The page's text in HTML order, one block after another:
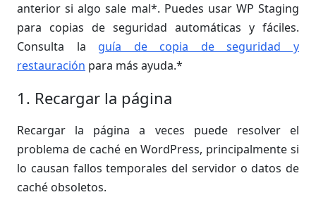
anterior si algo sale mal*. Puedes usar WP Staging
para copias de seguridad automáticas y fáciles.
Consulta la guía de copia de seguridad y
restauración para más ayuda.*
1. Recargar la página
Recargar la página a veces puede resolver el
problema de caché en WordPress, principalmente si
lo causan fallos temporales del servidor o datos de
caché obsoletos.